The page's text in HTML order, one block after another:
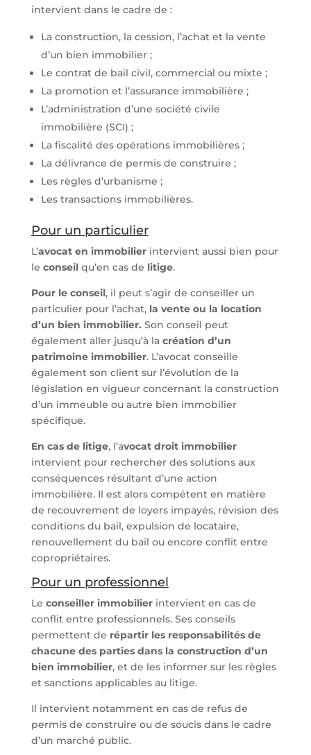
intervient dans le cadre de :
La construction, la cession, l’achat et la vente
d’un bien immobilier ;
Le contrat de bail civil, commercial ou mixte ;
La promotion et l’assurance immobilière ;
L’administration d’une société civile
immobilière (SCI) ;
La fiscalité des opérations immobilières ;
La délivrance de permis de construire ;
Les règles d’urbanisme ;
Les transactions immobilières.
Pour un particulier
L’avocat en immobilierintervient aussi bien pour
le conseil qu’en cas de litige.
Pour le conseil, il peut s’agir de conseiller un
particulier pour l’achat, la vente ou la location
d’un bien immobilier. Son conseil peut
également aller jusqu’à la création d’un
patrimoine immobilier. L’avocat conseille
également son client sur l’évolution de la
législation en vigueur concernant la construction
d’un immeuble ou autre bien immobilier
spécifique.
En cas de litige, l’avocat droit immobilier
intervient pour rechercher des solutions aux
conséquences résultant d’une action
immobilière. Il est alors compétent en matière
de recouvrement de loyers impayés, révision des
conditions du bail, expulsion de locataire,
renouvellement du bail ou encore conflit entre
copropriétaires.
Pour un professionnel
Le conseiller immobilierintervient en cas de
conflit entre professionnels. Ses conseils
permettent de répartir les responsabilités de
chacune des parties dans la construction d’un
bien immobilier, et de les informer sur les règles
et sanctions applicables au litige.
Il intervient notamment en cas de refus de
permis de construire ou de soucis dans le cadre
d’un marché public.